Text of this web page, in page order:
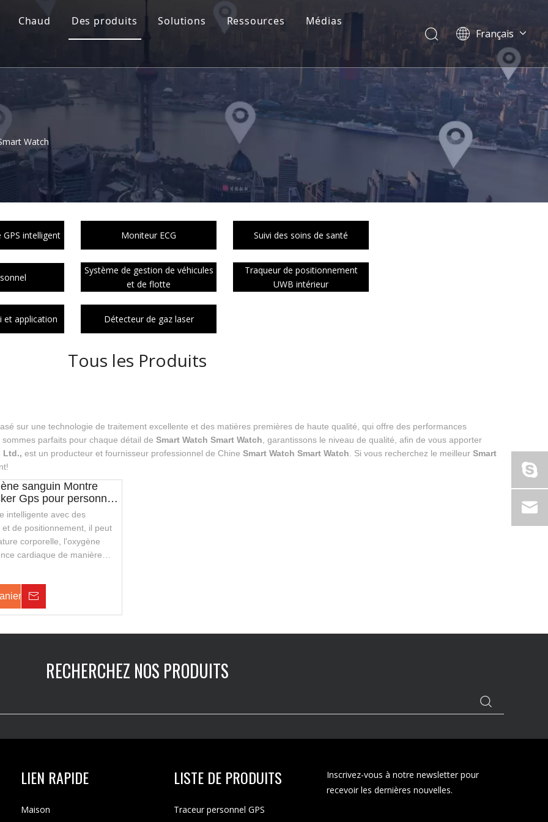
Chaud Des produits Solutions Ressources
Médias
Français
Dansk
norsk språk
한국어
日本語
Italiano
Deutsch
Português
简体中文
Watch
intelligent Moniteur ECG Suivi des soins de santé
Système de gestion de véhicules
et de flotte
Traqueur de positionnement
UWB intérieur
et application Détecteur de gaz laser
Tous les Produits
sur une technologie de traitement excellente et des matières premières de haute qualité, qui offre des performances
sommes parfaits pour chaque détail de Smart Watch Smart Watch , garantissons le niveau de qualité, afin de vous apporter
Ltd., est un producteur et fournisseur professionnel de Chine Smart Watch Smart Watch . Si vous recherchez le meilleur Smart
sanguin Montre
Gps pour personnes
intelligente avec des
de positionnement, il peut
corporelle, l'oxygène
cardiaque de manière
voies, une alarme de
et une alarme SOS, cette
air et à la surveillance des
RECHERCHEZ NOS PRODUITS
LIEN RAPIDE LISTE DE PRODUITS
Maison Traceur personnel GPS
Inscrivez-vous à notre newsletter pour
recevoir les dernières nouvelles.